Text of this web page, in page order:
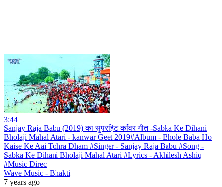
3:44
Sanjay Raja Babu (2019) का सुपरहिट काँवर गीत -Sabka Ke Dihani
Bholaji Mahal Atari - kanwar Geet 2019#Album - Bhole Baba Ho
Kaise Ke Aai Tohra Dham #Singer - Sanjay Raja Babu #Song -
Sabka Ke Dihani Bholaji Mahal Atari #Lyrics - Akhilesh Ashiq
#Music Direc
Wave Music - Bhakti
7 years ago